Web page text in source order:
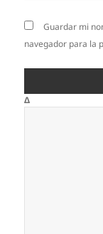
Guardar mi
navegador para la
Δ